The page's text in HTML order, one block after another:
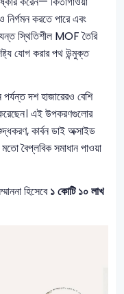
করতে পারে এবং
স্থিতিশীল MOF তৈরি
যোগ করার পথ উন্মুক্ত
দশ হাজারেরও বেশি
করেছেন। এই উপকরণগুলোর
কার্বন ডাই অক্সাইড
বৈপ্লবিক সমাধান পাওয়া
হিসেবে১ কোটি ১০ লাখ